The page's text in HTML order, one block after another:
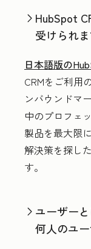
HubSpot
受けられ
日本語版の
CRMをご利用
ンバウンドマ
中のプロフェ
製品を最大限
解決策を探し
す。
ユーザー
何人のユ